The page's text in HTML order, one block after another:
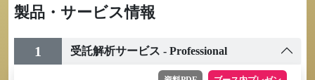
製品・サービス情報
1 受託解析サービス - Professional